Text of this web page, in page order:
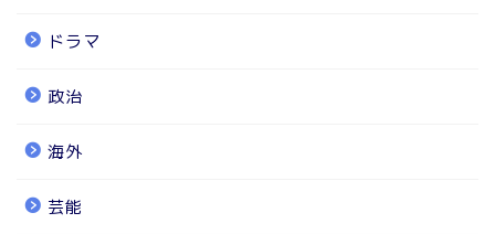
ドラマ
政治
海外
芸能